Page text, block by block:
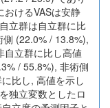
けるVASは安静
立群は自立群に比
(22.0% / 13.8%),
立群に比し高値
/ 55.8%), 非術側
比し, 高値を示し
独立変数としたロ